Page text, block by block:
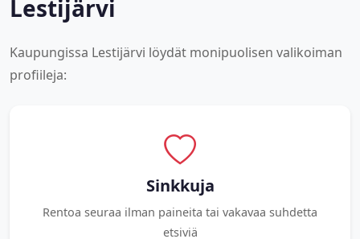
Lestijärvi
Kaupungissa Lestijärvi löydät monipuolisen valikoiman
profiileja:
Sinkkuja
Rentoa seuraa ilman paineita tai vakavaa suhdetta
etsiviä